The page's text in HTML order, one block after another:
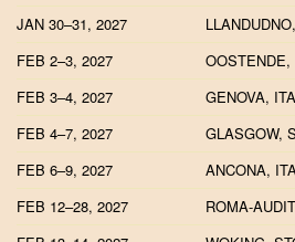
JAN 30–31, 2027
FEB 2–3, 2027
OOSTENDE,
FEB 3–4, 2027
GENOVA,
FEB 4–7, 2027
GLASGOW,
FEB 6–9, 2027
ANCONA,
FEB 12–28, 2027
ROMA-